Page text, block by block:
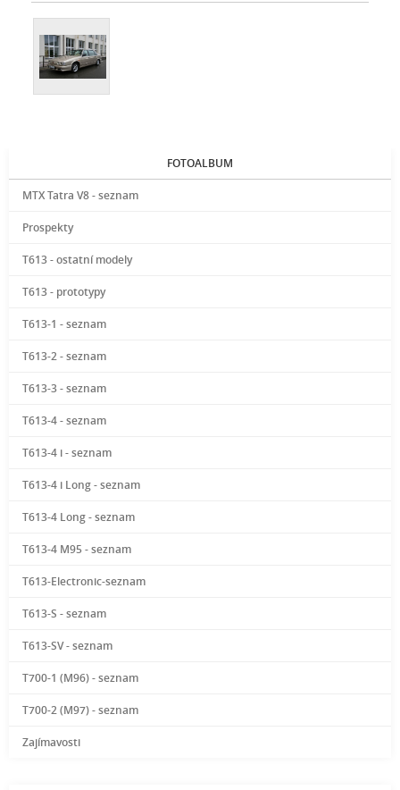
FOTOALBUM
MTX Tatra V8 - seznam
Prospekty
T613 - ostatní modely
T613 - prototypy
T613-1 - seznam
T613-2 - seznam
T613-3 - seznam
T613-4 - seznam
T613-4 i - seznam
T613-4 i Long - seznam
T613-4 Long - seznam
T613-4 M95 - seznam
T613-Electronic-seznam
T613-S - seznam
T613-SV - seznam
T700-1 (M96) - seznam
T700-2 (M97) - seznam
Zajímavosti